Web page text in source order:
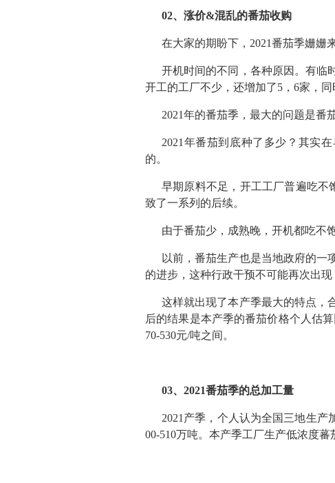
02、涨价&混乱的番茄收购
在大家的期盼下，2021番茄季姗姗
开机时间的不同，各种原因。有临
开工的工厂不少，还增加了5，6家，
2021年的番茄季，最大的问题是番
2021年番茄到底种了多少？其实
的。
早期原料不足，开工工厂普遍吃不
致了一系列的后续。
由于番茄少，成熟晚，开机都吃不
以前，番茄生产也是当地政府的一
的进步，这种行政干预不可能再次出现
这样就出现了本产季最大的特点，
后的结果是本产季的番茄价格个人估
70-530元/吨之间。
03、2021番茄季的总加工量
2021产季，个人认为全国三地生产
00-510万吨。本产季工厂生产低浓度蕃